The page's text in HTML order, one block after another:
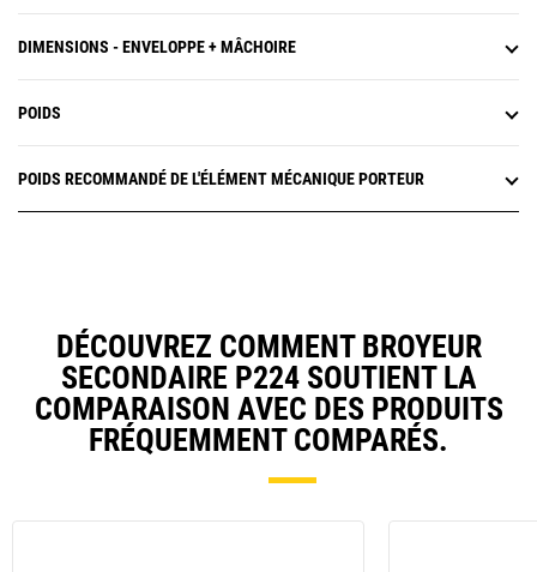
DIMENSIONS - ENVELOPPE + MÂCHOIRE
POIDS
POIDS RECOMMANDÉ DE L'ÉLÉMENT MÉCANIQUE PORTEUR
DÉCOUVREZ COMMENT BROYEUR
SECONDAIRE P224 SOUTIENT LA
COMPARAISON AVEC DES PRODUITS
FRÉQUEMMENT COMPARÉS.